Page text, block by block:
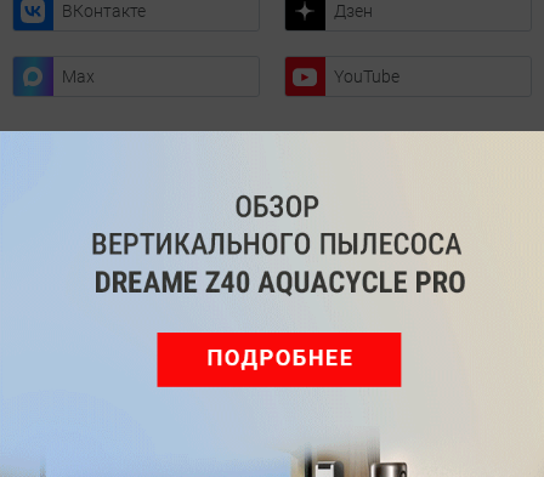
ВКонтакте Дзен
Max YouTube
Мы знаем, вам есть что сказать!
Зарегистрируйтесь, чтобы
оставить комментарий